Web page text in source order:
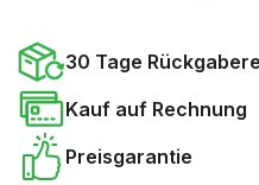
30 Tage
Kauf auf Rechnung
Preisgarantie